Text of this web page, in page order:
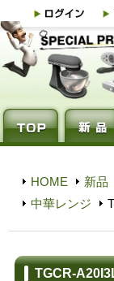
HOME 新品
中華レンジ
TGCR-